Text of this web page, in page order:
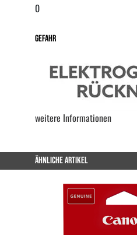
0
Gefahr
weitere Informationen
ÄHNLICHE ARTIKEL